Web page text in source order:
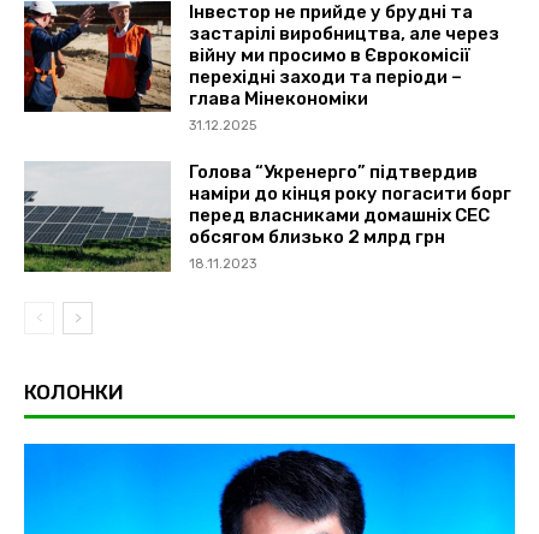
Інвестор не прийде у брудні та
застарілі виробництва, але через
війну ми просимо в Єврокомісії
перехідні заходи та періоди –
глава Мінекономіки
31.12.2025
Голова “Укренерго” підтвердив
наміри до кінця року погасити борг
перед власниками домашніх СЕС
обсягом близько 2 млрд грн
18.11.2023
КОЛОНКИ